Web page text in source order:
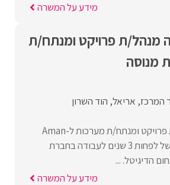
מידע על המשרה
מנהל/ת פרויקט ומנתח/ת
מנוסה
המרכז אריאל הוד השרון
אנו מחפשים מנהל/ת פרויקט ומנתח/ת מערכות ל-Aman
דיגיטל בעל/ת ניסיון של לפחות 3 שנים לעבודה בחברת
הדיגיטל. ...
מידע על המשרה